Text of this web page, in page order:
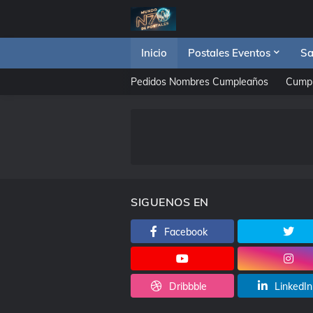
Inicio Postales Eventos
Pedidos Nombres Cumpleaños
SIGUENOS EN
Facebook
Dribbble LinkedIn